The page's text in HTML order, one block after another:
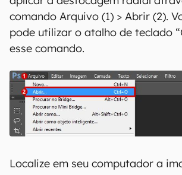
comando Arquivo (1) > Abrir (2).
pode utilizar o atalho de teclado
esse comando.
Localize em seu computador a